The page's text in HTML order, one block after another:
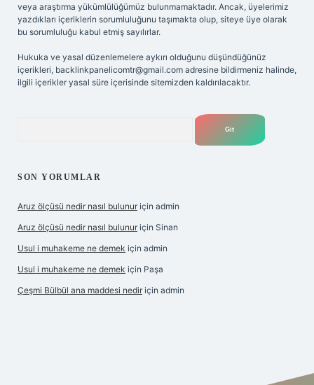
veya araştırma yükümlülüğümüz bulunmamaktadır. Ancak, üyelerimiz
yazdıkları içeriklerin sorumluluğunu taşımakta olup, siteye üye olarak
bu sorumluluğu kabul etmiş sayılırlar.
Hukuka ve yasal düzenlemelere aykırı olduğunu düşündüğünüz
içerikleri, backlinkpanelicomtr@gmail.com adresine bildirmeniz halinde,
ilgili içerikler yasal süre içerisinde sitemizden kaldırılacaktır.
SON YORUMLAR
Aruz ölçüsü nedir nasıl bulunur için admin
Aruz ölçüsü nedir nasıl bulunur için Sinan
Usul i muhakeme ne demek için admin
Usul i muhakeme ne demek için Paşa
Çeşmi Bülbül ana maddesi nedir için admin